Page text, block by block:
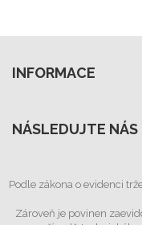
INFORMACE
NÁSLEDUJTE NÁS
Podle zákona o evidenci
Zároveň je povinen